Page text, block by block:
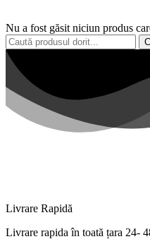
Nu a fost găsit niciun produs
Livrare Rapidă
Livrare rapida în toată țara 24-